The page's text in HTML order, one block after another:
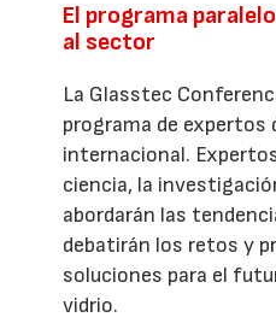
El programa
al sector
La Glasstec
programa de expertos
internacional.
ciencia, la
abordarán las
debatirán los retos y
soluciones para el
vidrio.